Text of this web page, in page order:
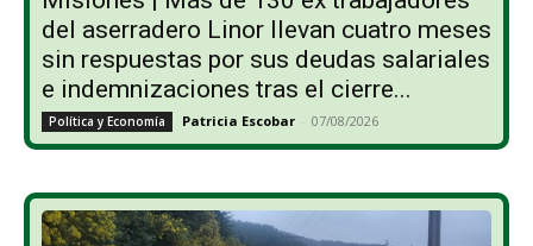
del aserradero Linor llevan cuatro meses
sin respuestas por sus deudas salariales
e indemnizaciones tras el cierre...
Política y Economía Patricia Escobar - 07/08/2026